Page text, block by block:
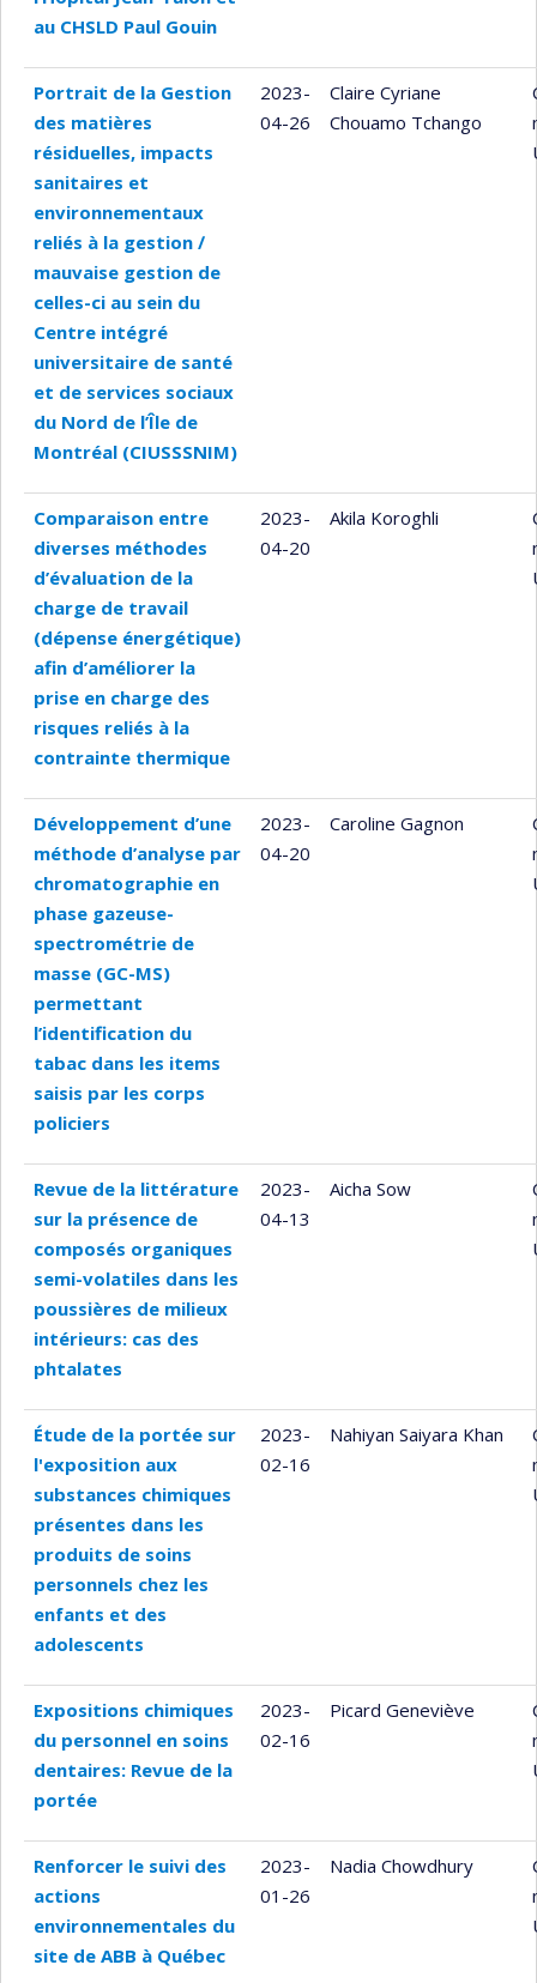
au CHSLD Paul Gouin
Portrait de la Gestion
des matières
résiduelles, impacts
sanitaires et
environnementaux
reliés à la gestion ∕
mauvaise gestion de
celles-ci au sein du
Centre intégré
universitaire de santé
et de services sociaux
du Nord de l’Île de
Montréal (CIUSSSNIM)
2023-
04-26
Claire Cyriane
Chouamo Tchango
Comparaison entre
diverses méthodes
d’évaluation de la
charge de travail
(dépense énergétique)
afin d’améliorer la
prise en charge des
risques reliés à la
contrainte thermique
2023-
04-20
Akila Koroghli
Développement d’une
méthode d’analyse par
chromatographie en
phase gazeuse-
spectrométrie de
masse (GC-MS)
permettant
l’identification du
tabac dans les items
saisis par les corps
policiers
2023-
04-20
Caroline Gagnon
Revue de la littérature
sur la présence de
composés organiques
semi-volatiles dans les
poussières de milieux
intérieurs: cas des
phtalates
2023-
04-13
Aicha Sow
Étude de la portée sur
l'exposition aux
substances chimiques
présentes dans les
produits de soins
personnels chez les
enfants et des
adolescents
2023-
02-16
Nahiyan Saiyara Khan
Expositions chimiques
du personnel en soins
dentaires: Revue de la
portée
2023-
02-16
Picard Geneviève
Renforcer le suivi des
actions
environnementales du
site de ABB à Québec
2023-
01-26
Nadia Chowdhury